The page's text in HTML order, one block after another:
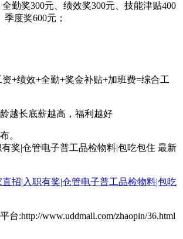
勤奖300元、绩效奖300元、技能津贴400
度奖600元；
资+绩效+全勤+奖金补贴+加班费=综合工
越长底薪越高，福利越好
。
奖|仓管电子普工品检物料|包吃包住 最新
直招|入职有奖|仓管电子普工品检物料|包吃
台:http://www.uddmall.com/zhaopin/36.html